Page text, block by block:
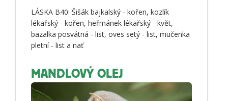
LÁSKA B40: Šišák bajkalský - kořen, kozlík
lékařský - kořen, heřmánek lékařský - květ,
bazalka posvátná - list, oves setý - list, mučenka
pletní - list a nať
MANDLOVÝ OLEJ